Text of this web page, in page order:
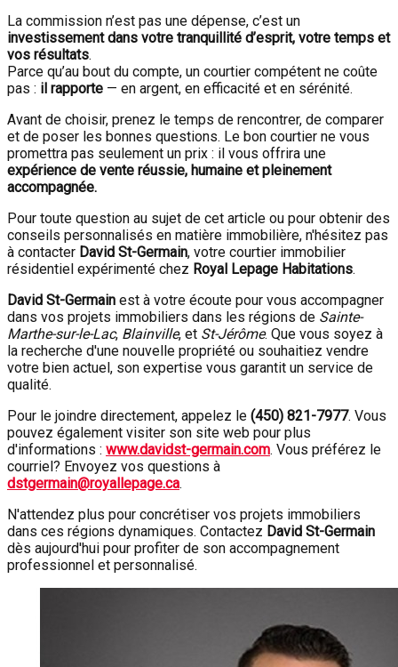
La commission n’est pas une dépense, c’est un
investissement dans votre tranquillité d’esprit, votre temps et
vos résultats.
Parce qu’au bout du compte, un courtier compétent ne coûte
pas : il rapporte — en argent, en efficacité et en sérénité.
Avant de choisir, prenez le temps de rencontrer, de comparer
et de poser les bonnes questions. Le bon courtier ne vous
promettra pas seulement un prix : il vous offrira une
expérience de vente réussie, humaine et pleinement
accompagnée.
Pour toute question au sujet de cet article ou pour obtenir des
conseils personnalisés en matière immobilière, n'hésitez pas
à contacter David St-Germain, votre courtier immobilier
résidentiel expérimenté chez Royal Lepage Habitations.
David St-Germain est à votre écoute pour vous accompagner
dans vos projets immobiliers dans les régions de Sainte-
Marthe-sur-le-Lac, Blainville, et St-Jérôme. Que vous soyez à
la recherche d'une nouvelle propriété ou souhaitiez vendre
votre bien actuel, son expertise vous garantit un service de
qualité.
Pour le joindre directement, appelez le (450) 821-7977. Vous
pouvez également visiter son site web pour plus
d'informations : www.davidst-germain.com. Vous préférez le
courriel? Envoyez vos questions à
dstgermain@royallepage.ca.
N'attendez plus pour concrétiser vos projets immobiliers
dans ces régions dynamiques. Contactez David St-Germain
dès aujourd'hui pour profiter de son accompagnement
professionnel et personnalisé.